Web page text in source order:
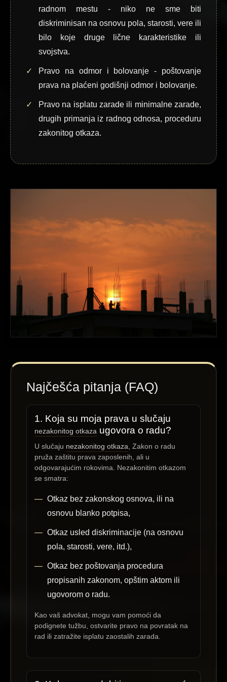
radnom mestu - niko ne sme biti
diskriminisan na osnovu pola, starosti, vere ili
bilo koje druge lične karakteristike ili
svojstva.
Pravo na odmor i bolovanje - poštovanje
prava na plaćeni godišnji odmor i bolovanje.
Pravo na isplatu zarade ili minimalne zarade,
drugih primanja iz radnog odnosa, proceduru
zakonitog otkaza.
Najčešća pitanja (FAQ)
1. Koja su moja prava u slučaju
nezakonitog otkaza ugovora o radu?
U slučaju nezakonitog otkaza , Zakon o radu
pruža zaštitu prava zaposlenih, ali u
odgovarajućim rokovima. Nezakonitim otkazom
se smatra:
Otkaz bez zakonskog osnova, ili na
osnovu blanko potpisa,
Otkaz usled diskriminacije (na osnovu
pola, starosti, vere, itd.),
Otkaz bez poštovanja procedura
propisanih zakonom, opštim aktom ili
ugovorom o radu.
Kao vaš advokat, mogu vam pomoći da
podignete tužbu, ostvarite pravo na povratak na
rad ili zatražite isplatu zaostalih zarada.